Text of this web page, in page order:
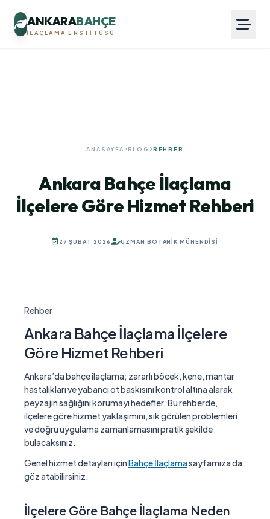
ANKARABAHÇE
İLAÇLAMA ENSTITÜSÜ
ANASAYFA BLOG REHBER
Ankara Bahçe İlaçlama
İlçelere Göre Hizmet Rehberi
27 ŞUBAT 2026 UZMAN BOTANIK MÜHENDISI
Rehber
Ankara Bahçe İlaçlama İlçelere
Göre Hizmet Rehberi
Ankara’da bahçe ilaçlama; zararlı böcek, kene, mantar
hastalıkları ve yabancı ot baskısını kontrol altına alarak
peyzajın sağlığını korumayı hedefler. Bu rehberde,
ilçelere göre hizmet yaklaşımını, sık görülen problemleri
ve doğru uygulama zamanlamasını pratik şekilde
bulacaksınız.
Genel hizmet detayları içinBahçe İlaçlamasayfamıza da
göz atabilirsiniz.
İlçelere Göre Bahçe İlaçlama Neden